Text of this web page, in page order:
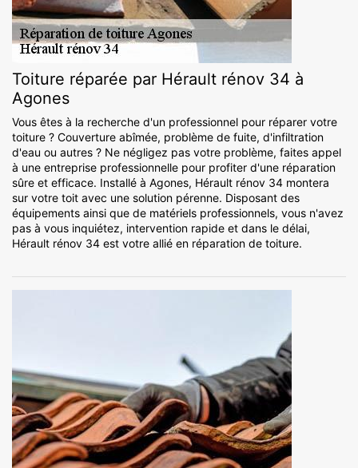
Toiture réparée par Hérault rénov 34 à
Agones
Vous êtes à la recherche d'un professionnel pour réparer votre
toiture ? Couverture abîmée, problème de fuite, d'infiltration
d'eau ou autres ? Ne négligez pas votre problème, faites appel
à une entreprise professionnelle pour profiter d'une réparation
sûre et efficace. Installé à Agones, Hérault rénov 34 montera
sur votre toit avec une solution pérenne. Disposant des
équipements ainsi que de matériels professionnels, vous n'avez
pas à vous inquiétez, intervention rapide et dans le délai,
Hérault rénov 34 est votre allié en réparation de toiture.